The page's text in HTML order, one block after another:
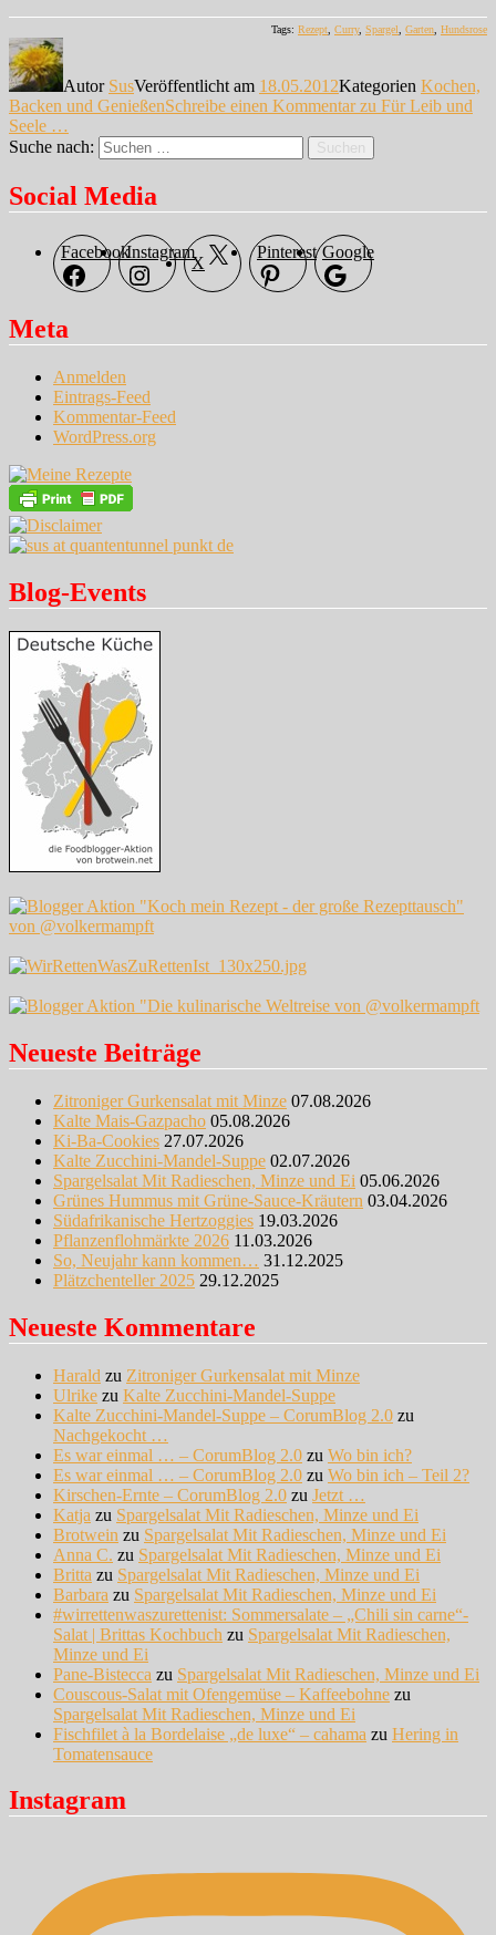
Tags: Rezept, Curry, Spargel, Garten, Hundsrose
Autor SusVeröffentlicht am 18.05.2012Kategorien Kochen,
Backen und GenießenSchreibe einen Kommentarzu Für Leib und
Seele …
Suche nach:
Suchen
Social Media
FacebookInstagram
X
Pinterest Google
Meta
Anmelden
Eintrags-Feed
Kommentar-Feed
WordPress.org
Blog-Events
Neueste Beiträge
Zitroniger Gurkensalat mit Minze 07.08.2026
Kalte Mais-Gazpacho 05.08.2026
Ki-Ba-Cookies 27.07.2026
Kalte Zucchini-Mandel-Suppe 02.07.2026
Spargelsalat Mit Radieschen, Minze und Ei 05.06.2026
Grünes Hummus mit Grüne-Sauce-Kräutern 03.04.2026
Südafrikanische Hertzoggies 19.03.2026
Pflanzenflohmärkte 2026 11.03.2026
So, Neujahr kann kommen… 31.12.2025
Plätzchenteller 2025 29.12.2025
Neueste Kommentare
Harald zu Zitroniger Gurkensalat mit Minze
Ulrike zu Kalte Zucchini-Mandel-Suppe
Kalte Zucchini-Mandel-Suppe – CorumBlog 2.0 zu
Nachgekocht …
Es war einmal … – CorumBlog 2.0 zu Wo bin ich?
Es war einmal … – CorumBlog 2.0 zu Wo bin ich – Teil 2?
Kirschen-Ernte – CorumBlog 2.0 zu Jetzt …
Katja zu Spargelsalat Mit Radieschen, Minze und Ei
Brotwein zu Spargelsalat Mit Radieschen, Minze und Ei
Anna C. zu Spargelsalat Mit Radieschen, Minze und Ei
Britta zu Spargelsalat Mit Radieschen, Minze und Ei
Barbara zu Spargelsalat Mit Radieschen, Minze und Ei
#wirrettenwaszurettenist: Sommersalate – „Chili sin carne“-
Salat | Brittas Kochbuch zu Spargelsalat Mit Radieschen,
Minze und Ei
Pane-Bistecca zu Spargelsalat Mit Radieschen, Minze und Ei
Couscous-Salat mit Ofengemüse – Kaffeebohne zu
Spargelsalat Mit Radieschen, Minze und Ei
Fischfilet à la Bordelaise „de luxe“ – cahama zu Hering in
Tomatensauce
Instagram